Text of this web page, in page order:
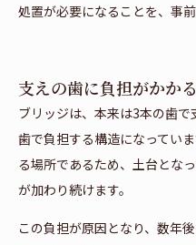
処置が必要になることを、事
支えの歯に負担がかかる
ブリッジは、本来は3本の歯
歯で負担する構造になってい
る場所であるため、土台とな
が加わり続けます。
この負担が原因となり、数年